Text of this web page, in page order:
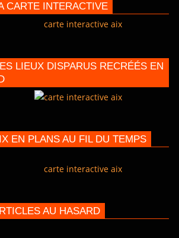
CARTE INTERACTIVE
LIEUX DISPARUS RECRÉÉS EN
EN PLANS AU FIL DU TEMPS
AU HASARD